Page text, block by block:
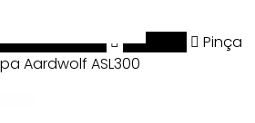
& Elevação Aardwolf
Pinça
Aardwolf ASL300